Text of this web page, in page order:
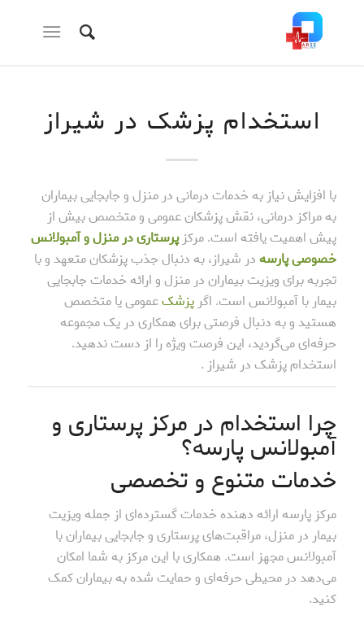
استخدام پزشک در شیراز
با افزایش نیاز به خدمات درمانی در منزل و جابجایی بیماران
به مراکز درمانی، نقش پزشکان عمومی و متخصص بیش از
پیش اهمیت یافته است. مرکزپرستاری در منزل و آمبولانس
خصوصی پارسهدر شیراز، به دنبال جذب پزشکان متعهد و با
تجربه برای ویزیت بیماران در منزل و ارائه خدمات جابجایی
بیمار با آمبولانس است. اگر پزشکعمومی یا متخصص
هستید و به دنبال فرصتی برای همکاری در یک مجموعه
حرفه‌ای می‌گردید، این فرصت ویژه را از دست ندهید.
استخدام پزشک در شیراز .
چرا استخدام در مرکز پرستاری و
آمبولانس پارسه؟
خدمات متنوع و تخصصی
مرکز پارسه ارائه دهنده خدمات گسترده‌ای از جمله ویزیت
بیمار در منزل، مراقبت‌های پرستاری و جابجایی بیماران با
آمبولانس مجهز است. همکاری با این مرکز به شما امکان
می‌دهد در محیطی حرفه‌ای و حمایت شده به بیماران کمک
کنید.